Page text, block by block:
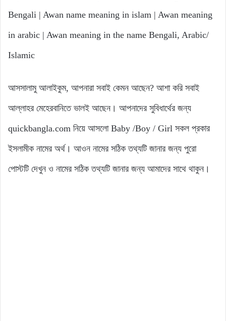
Bengali | Awan name meaning in islam | Awan meaning
in arabic | Awan meaning in the name Bengali, Arabic/
Islamic
আসসালামু আলাইকুম, আপনারা সবাই কেমন আছেন? আশা করি সবাই
আল্লাহর মেহেরবানিতে ভালই আছেন। আপনাদের সুবিধার্থের জন্য
quickbangla.com নিয়ে আসলো Baby /Boy / Girl সকল প্রকার
ইসলামীক নামের অর্থ। আওন নামের সঠিক তথ্যটি জানার জন্য পুরো
পোস্টটি দেখুন ও নামের সঠিক তথ্যটি জানার জন্য আমাদের সাথে থাকুন।